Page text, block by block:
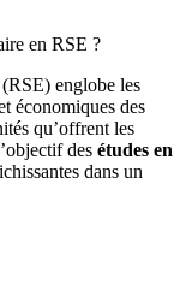
en RSE ?
(RSE) englobe les
économiques des
qu’offrent les
des études en
dans un